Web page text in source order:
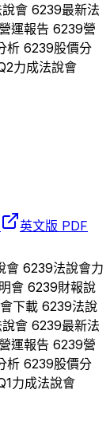
會 6239最新法
營運報告 6239營
析 6239股價分
2力成法說會
英文版 PDF
會 6239法說會力
會 6239財報說
下載 6239法說
會 6239最新法
營運報告 6239營
析 6239股價分
1力成法說會